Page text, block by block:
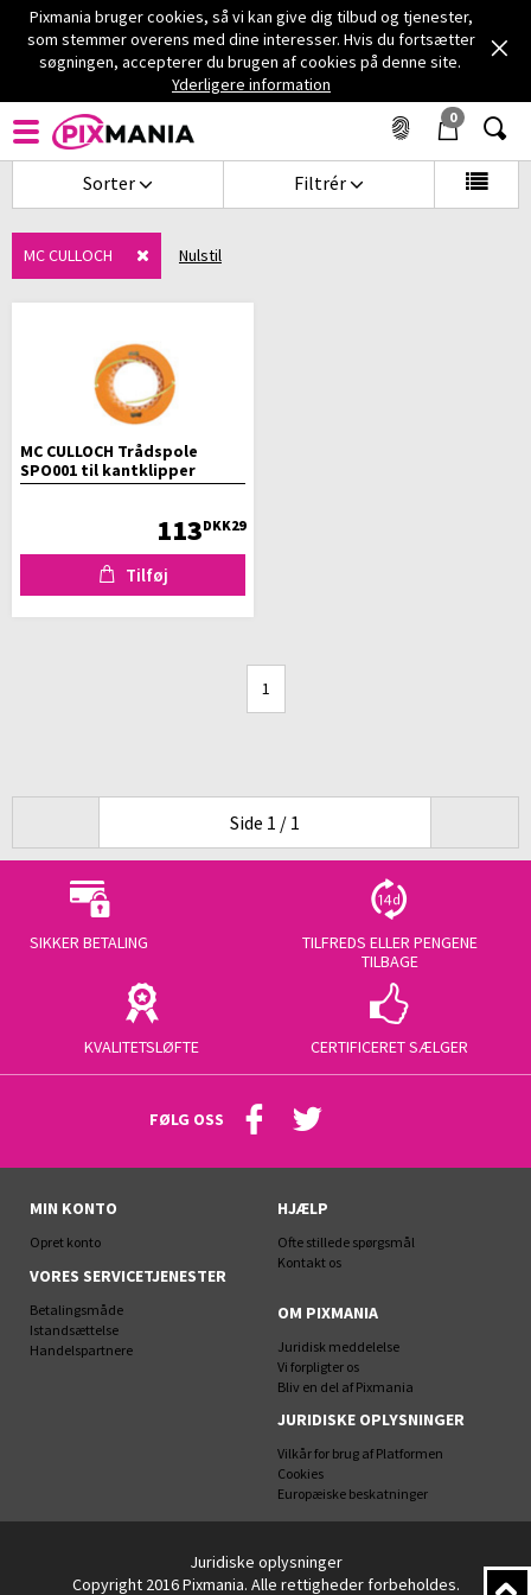
Pixmania bruger cookies, så vi kan give dig tilbud og tjenester,
som stemmer overens med dine interesser. Hvis du fortsætter
søgningen, accepterer du brugen af cookies på denne site.
Yderligere information
0
HJEM, HAVE & GDS Have
MOTORVÆRKTØJ MC CULLOCH
Sorter Filtrér
MC CULLOCH Nulstil
MC CULLOCH Trådspole
SPO001 til kantklipper
Trimmac 250LS
113DKK29
Tilføj
1
Side 1 / 1
SIKKER BETALING
TILFREDS ELLER PENGENE
TILBAGE
KVALITETSLØFTE CERTIFICERET SÆLGER
FØLG OSS
MIN KONTO
Opret konto
VORES SERVICETJENESTER
Betalingsmåde
Istandsættelse
Handelspartnere
HJÆLP
Ofte stillede spørgsmål
Kontakt os
OM PIXMANIA
Juridisk meddelelse
Vi forpligter os
Bliv en del af Pixmania
JURIDISKE OPLYSNINGER
Vilkår for brug af Platformen
Cookies
Europæiske beskatninger
Juridiske oplysninger
Copyright 2016 Pixmania. Alle rettigheder forbeholdes.